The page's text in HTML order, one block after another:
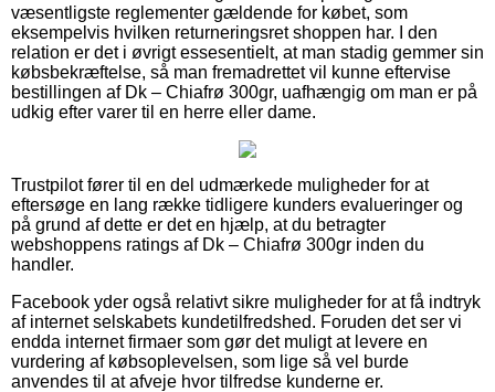
væsentligste reglementer gældende for købet, som
eksempelvis hvilken returneringsret shoppen har. I den
relation er det i øvrigt essesentielt, at man stadig gemmer sin
købsbekræftelse, så man fremadrettet vil kunne eftervise
bestillingen af Dk – Chiafrø 300gr, uafhængig om man er på
udkig efter varer til en herre eller dame.
Trustpilot fører til en del udmærkede muligheder for at
eftersøge en lang række tidligere kunders evalueringer og
på grund af dette er det en hjælp, at du betragter
webshoppens ratings af Dk – Chiafrø 300gr inden du
handler.
Facebook yder også relativt sikre muligheder for at få indtryk
af internet selskabets kundetilfredshed. Foruden det ser vi
endda internet firmaer som gør det muligt at levere en
vurdering af købsoplevelsen, som lige så vel burde
anvendes til at afveje hvor tilfredse kunderne er.